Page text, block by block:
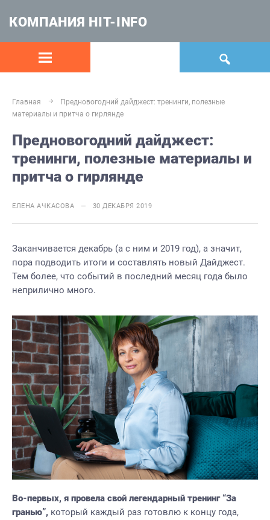
КОМПАНИЯ HIT-INFO
Главная
Предновогодний дайджест: тренинги, полезные
материалы и притча о гирлянде
Предновогодний дайджест:
тренинги, полезные материалы и
притча о гирлянде
ЕЛЕНА АЧКАСОВА — 30 ДЕКАБРЯ 2019
Заканчивается декабрь (а с ним и 2019 год), а значит,
пора подводить итоги и составлять новый Дайджест.
Тем более, что событий в последний месяц года было
неприлично много.
Во-первых, я провела свой легендарный тренинг “За
гранью”, который каждый раз готовлю к концу года,